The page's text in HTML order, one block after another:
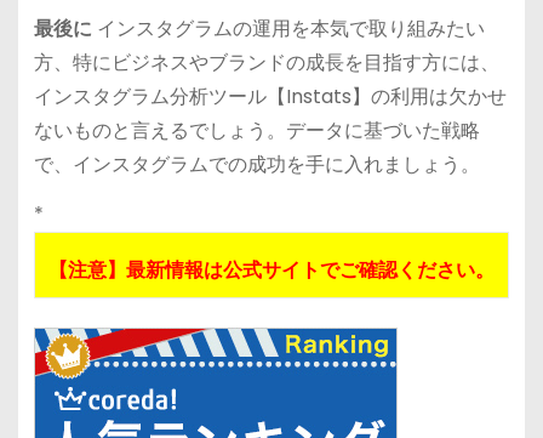
最後に インスタグラムの運用を本気で取り組みたい
方、特にビジネスやブランドの成長を目指す方には、
インスタグラム分析ツール【Instats】の利用は欠かせ
ないものと言えるでしょう。データに基づいた戦略
で、インスタグラムでの成功を手に入れましょう。
*
【注意】最新情報は公式サイトでご確認ください。